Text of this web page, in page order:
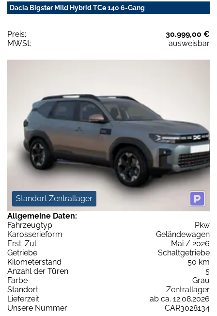
Dacia Bigster Mild Hybrid TCe 140 6-Gang
Preis:
30.999,00 €
MWSt:
ausweisbar
Standort Zentrallager
Allgemeine Daten:
Fahrzeugtyp
Pkw
Karosserieform
Geländewagen
Erst-Zul.
Mai / 2026
Getriebe
Schaltgetriebe
Kilometerstand
50 km
Anzahl der Türen
5
Farbe
Grau
Standort
Zentrallager
Lieferzeit
ab ca. 12.08.2026
Unsere Nummer
CAR3028134